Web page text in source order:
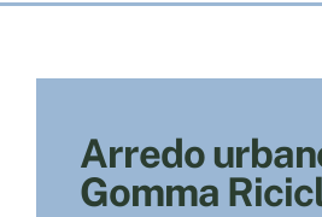
Arredo
Gomma